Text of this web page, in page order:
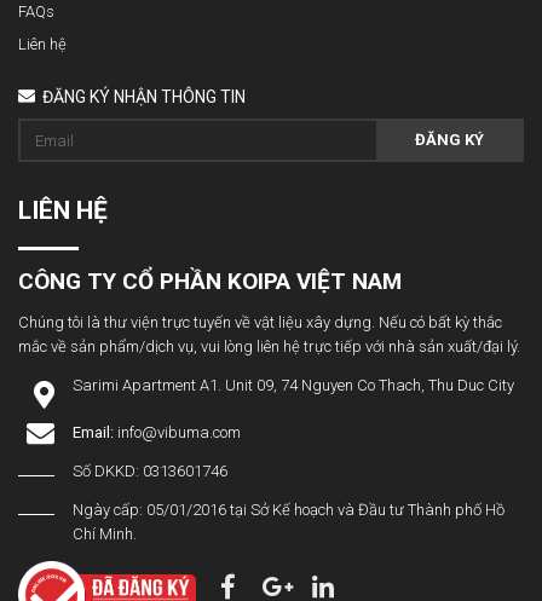
FAQs
Liên hệ
ĐĂNG KÝ NHẬN THÔNG TIN
ĐĂNG KÝ
LIÊN HỆ
CÔNG TY CỔ PHẦN KOIPA VIỆT NAM
Chúng tôi là thư viện trực tuyến về vật liệu xây dựng. Nếu có bất kỳ thắc
mắc về sản phẩm/dịch vụ, vui lòng liên hệ trực tiếp với nhà sản xuất/đại lý.
Sarimi Apartment A1. Unit 09, 74 Nguyen Co Thach, Thu Duc City
Email: info@vibuma.com
Số DKKD: 0313601746
Ngày cấp: 05/01/2016 tại Sở Kế hoạch và Đầu tư Thành phố Hồ
Chí Minh.